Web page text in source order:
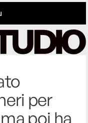
per
poi ha